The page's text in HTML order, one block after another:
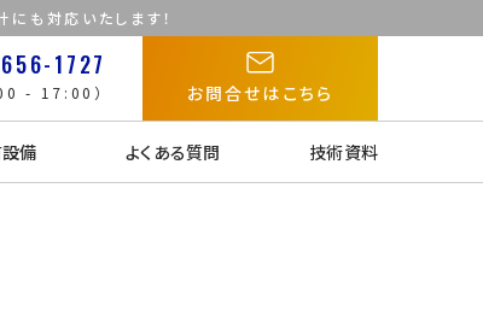
も対応いたします！
1727
- 17:00） お問合せはこちら
備 よくある質問 技術資料